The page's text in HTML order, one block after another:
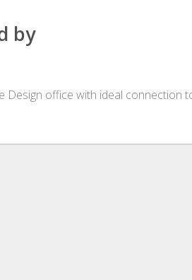
by
Design office with ideal connection